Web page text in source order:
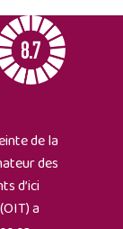
de la
des
d’ici
a